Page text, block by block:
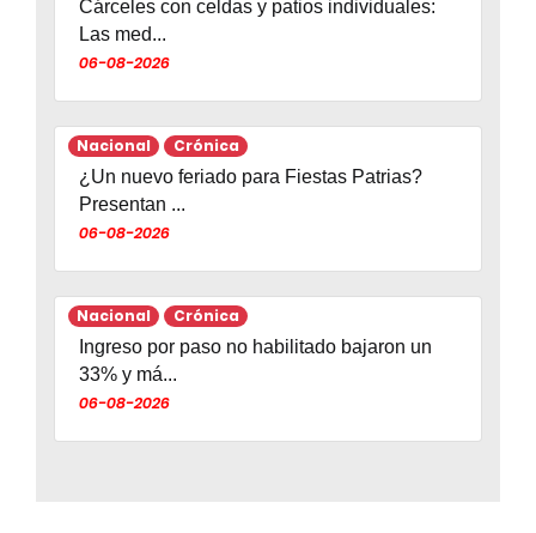
Cárceles con celdas y patios individuales:
Las med...
06-08-2026
Nacional
Crónica
¿Un nuevo feriado para Fiestas Patrias?
Presentan ...
06-08-2026
Nacional
Crónica
Ingreso por paso no habilitado bajaron un
33% y má...
06-08-2026